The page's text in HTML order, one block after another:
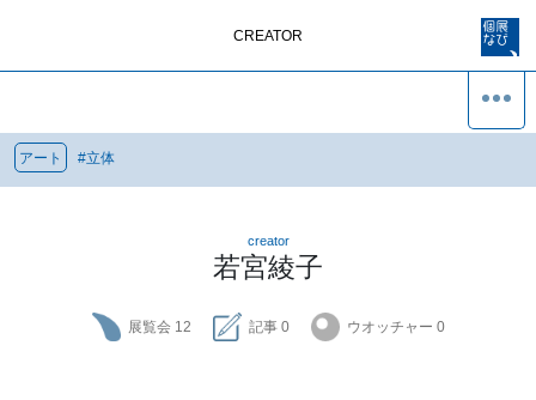
CREATOR
アート #立体
creator
若宮綾子
展覧会 12 記事 0 ウオッチャー 0